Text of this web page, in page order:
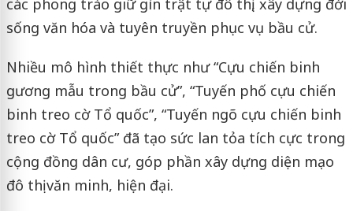
sống văn hóa và tuyên truyền phục vụ bầu cử.
Nhiều mô hình thiết thực như “Cựu chiến binh
gương mẫu trong bầu cử”, “Tuyến phố cựu chiến
binh treo cờ Tổ quốc”, “Tuyến ngõ cựu chiến binh
treo cờ Tổ quốc” đã tạo sức lan tỏa tích cực trong
cộng đồng dân cư, góp phần xây dựng diện mạo
đô thị văn minh, hiện đại.